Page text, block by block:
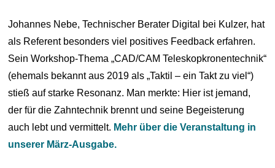
Johannes Nebe, Technischer Berater Digital bei Kulzer, hat
als Referent besonders viel positives Feedback erfahren.
Sein Workshop-Thema „CAD/CAM Teleskopkronentechnik“
(ehemals bekannt aus 2019 als „Taktil – ein Takt zu viel“)
stieß auf starke Resonanz. Man merkte: Hier ist jemand,
der für die Zahntechnik brennt und seine Begeisterung
auch lebt und vermittelt. Mehr über die Veranstaltung in
unserer März-Ausgabe.